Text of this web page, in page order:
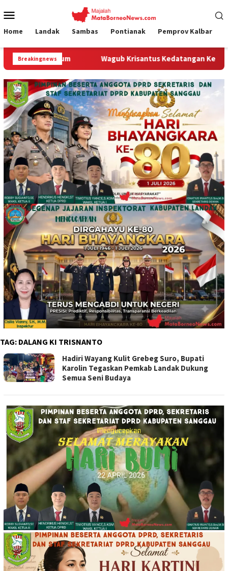
ke
Mobile
Home Landak Sambas Pontianak Pemprov Kalbar
BreakingnewsWagub Krisantus Kedatangan Kepala Staf
TAG: DALANG KI TRISNANTO
Hadiri Wayang Kulit Grebeg Suro, Bupati
Karolin Tegaskan Pemkab Landak Dukung
Semua Seni Budaya